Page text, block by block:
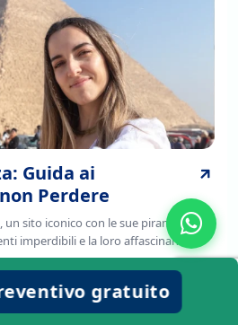
Guida ai
Perdere
un sito iconico con le sue piramidi e
imperdibili e la loro affascinante
gratuito